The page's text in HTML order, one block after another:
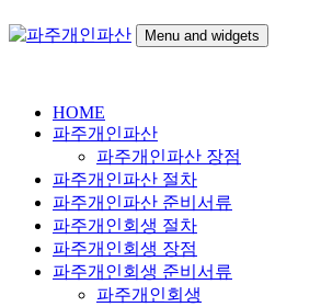
to
Menu and widgets
HOME
파주개인파산
파주개인파산 장점
파주개인파산 절차
파주개인파산 준비서류
파주개인회생 절차
파주개인회생 장점
파주개인회생 준비서류
파주개인회생